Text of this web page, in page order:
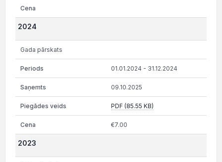
2024
Gada pārskats
01.01.2024 - 31.12.2024
09.10.2025
PDF (85.55 KB)
€7.00
2023